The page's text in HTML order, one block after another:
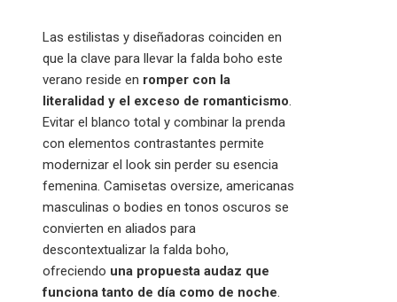
Las estilistas y diseñadoras coinciden en
que la clave para llevar la falda boho este
verano reside en romper con la
literalidad y el exceso de romanticismo.
Evitar el blanco total y combinar la prenda
con elementos contrastantes permite
modernizar el look sin perder su esencia
femenina. Camisetas oversize, americanas
masculinas o bodies en tonos oscuros se
convierten en aliados para
descontextualizar la falda boho,
ofreciendo una propuesta audaz que
funciona tanto de día como de noche.